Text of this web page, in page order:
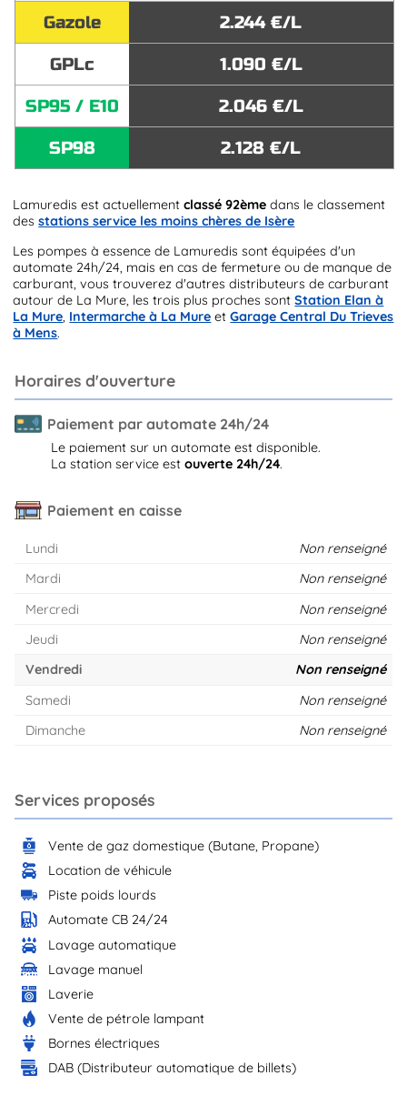
Gazole
2.244 €/L
GPLc
1.090 €/L
SP95 / E10
2.046 €/L
SP98
2.128 €/L
Lamuredis est actuellementclassé 92ème dans le classement
desstations service les moins chères de Isère
Les pompes à essence de Lamuredis sont équipées d'un
automate 24h/24, mais en cas de fermeture ou de manque de
carburant, vous trouverez d'autres distributeurs de carburant
autour de La Mure, les trois plus proches sontStation Elan à
La Mure, Intermarche à La Mure etGarage Central Du Trieves
à Mens.
Horaires d'ouverture
Paiement par automate 24h/24
Le paiement sur un automate est disponible.
La station service est ouverte 24h/24.
Paiement en caisse
Lundi
Non renseigné
Mardi
Non renseigné
Mercredi
Non renseigné
Jeudi
Non renseigné
Vendredi
Non renseigné
Samedi
Non renseigné
Dimanche
Non renseigné
Services proposés
Vente de gaz domestique (Butane, Propane)
Location de véhicule
Piste poids lourds
Automate CB 24/24
Lavage automatique
Lavage manuel
Laverie
Vente de pétrole lampant
Bornes électriques
DAB (Distributeur automatique de billets)